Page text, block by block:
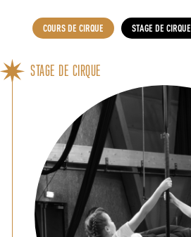
COURS DE CIRQUE STAGE DE CIRQUE
STAGE DE CIRQUE